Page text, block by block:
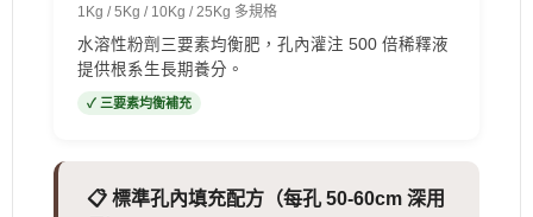
1Kg / 5Kg / 10Kg / 25Kg 多規格
水溶性粉劑三要素均衡肥，孔內灌注 500 倍稀釋液
提供根系生長期養分。
✓ 三要素均衡補充
📋 標準孔內填充配方（每孔 50-60cm 深用